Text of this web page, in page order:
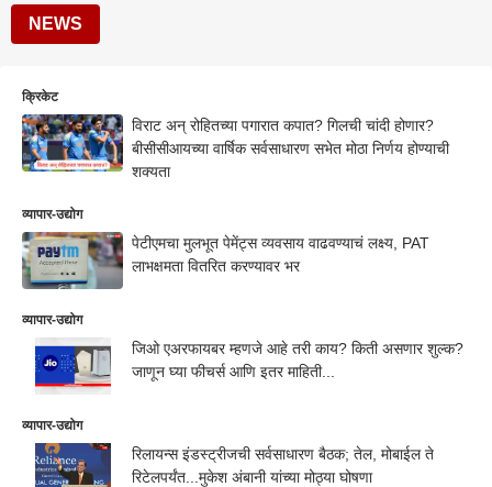
NEWS
क्रिकेट
विराट अन् रोहितच्या पगारात कपात? गिलची चांदी होणार?
बीसीसीआयच्या वार्षिक सर्वसाधारण सभेत मोठा निर्णय होण्याची
शक्यता
व्यापार-उद्योग
पेटीएमचा मुलभूत पेमेंट्स व्‍यवसाय वाढवण्याचं लक्ष्य, PAT
लाभक्षमता वितरित करण्‍यावर भर
व्यापार-उद्योग
जिओ एअरफायबर म्हणजे आहे तरी काय? किती असणार शुल्क?
जाणून घ्या फीचर्स आणि इतर माहिती...
व्यापार-उद्योग
रिलायन्स इंडस्ट्रीजची सर्वसाधारण बैठक; तेल, मोबाईल ते
रिटेलपर्यंत...मुकेश अंबानी यांच्या मोठ्या घोषणा